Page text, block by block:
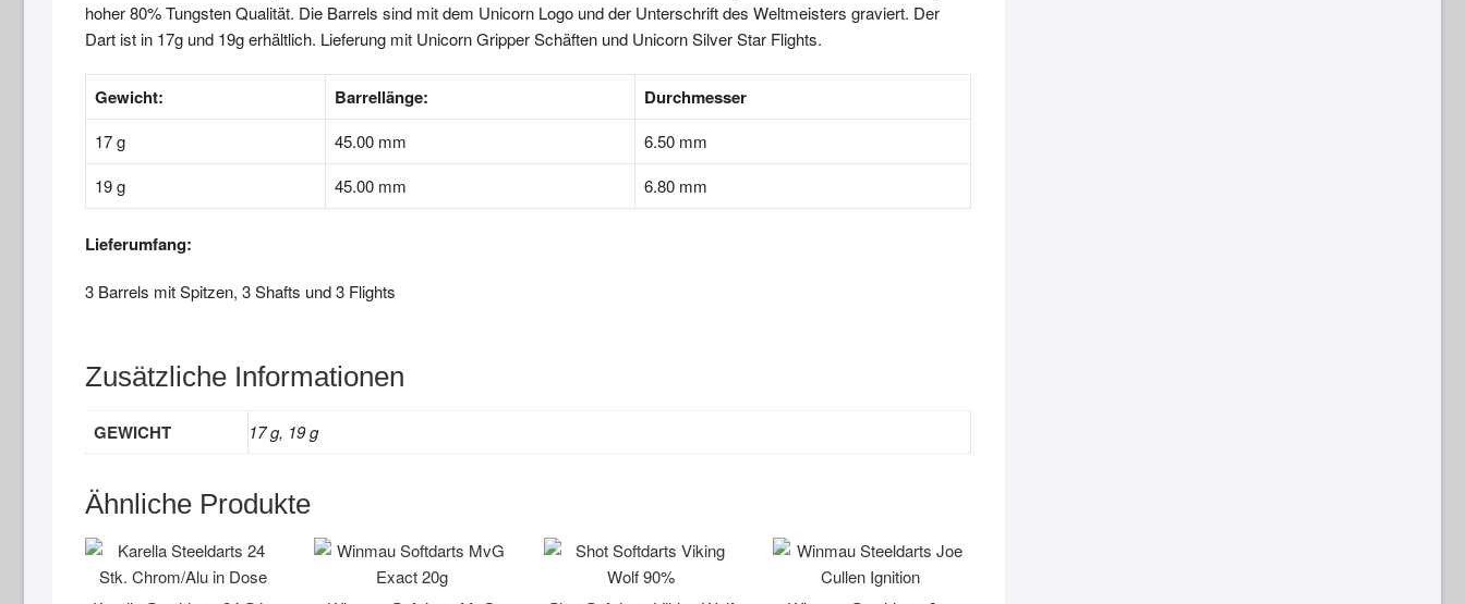
hoher 80% Tungsten Qualität. Die Barrels sind mit dem Unicorn Logo und der Unterschrift des Weltmeisters graviert. Der
Dart ist in 17g und 19g erhältlich. Lieferung mit Unicorn Gripper Schäften und Unicorn Silver Star Flights.
Gewicht: Barrellänge: Durchmesser
17 g 45.00 mm
6.50 mm
19 g
45.00 mm 6.80 mm
Lieferumfang:
3 Barrels mit Spitzen, 3 Shafts und 3 Flights
Zusätzliche Informationen
GEWICHT 17 g, 19 g
Ähnliche Produkte